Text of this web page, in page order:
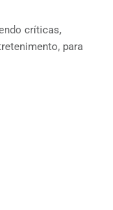
críticas,
para